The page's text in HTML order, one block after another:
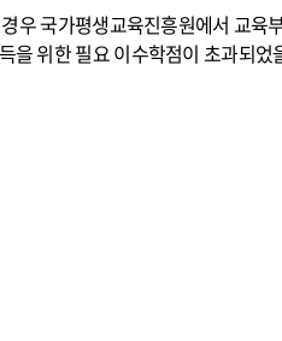
우 국가평생교육진흥원에서 교육
위한 필요 이수학점이 초과되